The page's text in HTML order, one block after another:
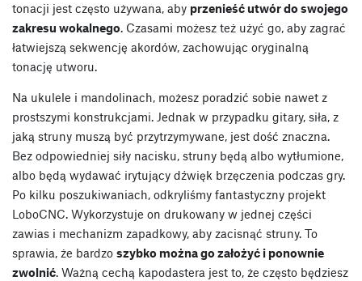
tonacji jest często używana, aby przenieść utwór do swojego
zakresu wokalnego. Czasami możesz też użyć go, aby zagrać
łatwiejszą sekwencję akordów, zachowując oryginalną
tonację utworu.
Na ukulele i mandolinach, możesz poradzić sobie nawet z
prostszymi konstrukcjami. Jednak w przypadku gitary, siła, z
jaką struny muszą być przytrzymywane, jest dość znaczna.
Bez odpowiedniej siły nacisku, struny będą albo wytłumione,
albo będą wydawać irytujący dźwięk brzęczenia podczas gry.
Po kilku poszukiwaniach, odkryliśmy fantastyczny projekt
LoboCNC. Wykorzystuje on drukowany w jednej części
zawias i mechanizm zapadkowy, aby zacisnąć struny. To
sprawia, że bardzo szybko można go założyć i ponownie
zwolnić. Ważną cechą kapodastera jest to, że często będziesz